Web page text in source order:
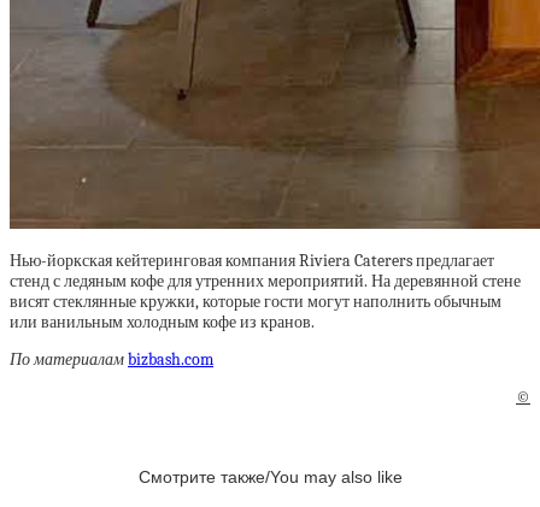
Нью-йоркская кейтеринговая компания Riviera Caterers предлагает
стенд с ледяным кофе для утренних мероприятий. На деревянной стене
висят стеклянные кружки, которые гости могут наполнить обычным
или ванильным холодным кофе из кранов.
По материаламbizbash.com
©
Смотрите также/You may also like